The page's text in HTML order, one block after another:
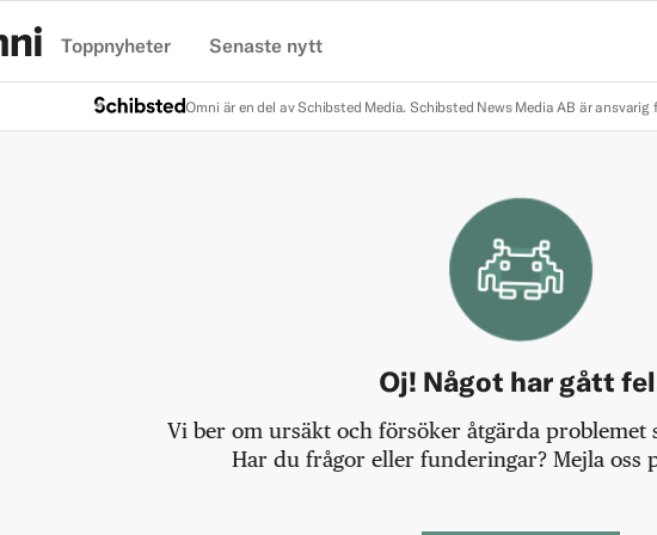
Toppnyheter Senaste nytt
Omni är en del av Schibsted Media. Schibsted News Media AB är
Oj! Något har gått
Vi ber om ursäkt och försöker åtgärda problemet
Har du frågor eller funderingar? Mejla oss